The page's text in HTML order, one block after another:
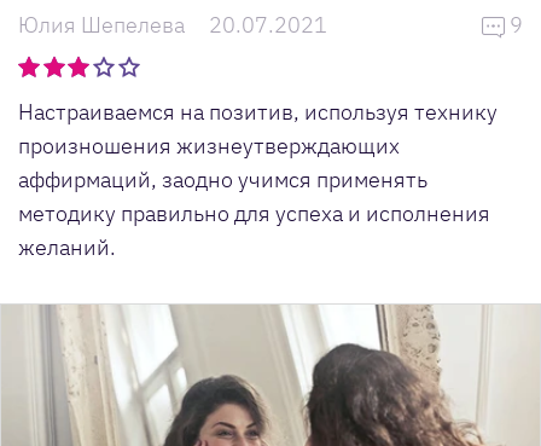
Юлия Шепелева 20.07.2021 9
Настраиваемся на позитив, используя технику
произношения жизнеутверждающих
аффирмаций, заодно учимся применять
методику правильно для успеха и исполнения
желаний.